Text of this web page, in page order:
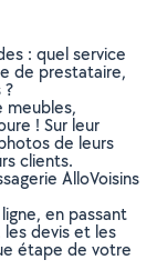
: quel service
de prestataire,
?
meubles,
! Sur leur
de leurs
clients.
AlloVoisins
en passant
les devis et les
étape de votre